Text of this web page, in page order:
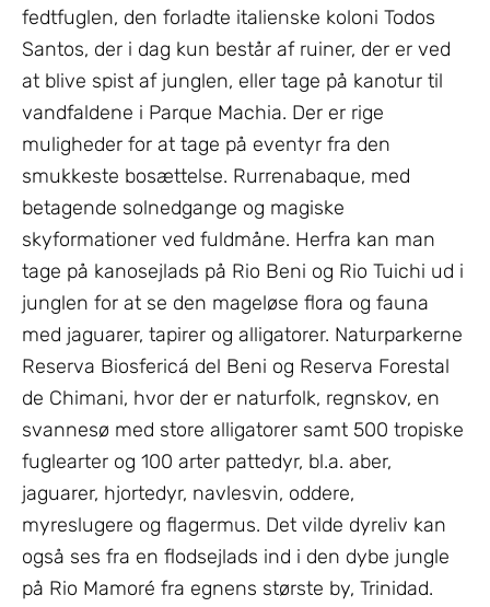
fedtfuglen, den forladte italienske koloni Todos
Santos, der i dag kun består af ruiner, der er ved
at blive spist af junglen, eller tage på kanotur til
vandfaldene i Parque Machia. Der er rige
muligheder for at tage på eventyr fra den
smukkeste bosættelse. Rurrenabaque, med
betagende solnedgange og magiske
skyformationer ved fuldmåne. Herfra kan man
tage på kanosejlads på Rio Beni og Rio Tuichi ud i
junglen for at se den mageløse flora og fauna
med jaguarer, tapirer og alligatorer. Naturparkerne
Reserva Biosfericá del Beni og Reserva Forestal
de Chimani, hvor der er naturfolk, regnskov, en
svannesø med store alligatorer samt 500 tropiske
fuglearter og 100 arter pattedyr, bl.a. aber,
jaguarer, hjortedyr, navlesvin, oddere,
myreslugere og flagermus. Det vilde dyreliv kan
også ses fra en flodsejlads ind i den dybe jungle
på Rio Mamoré fra egnens største by, Trinidad.